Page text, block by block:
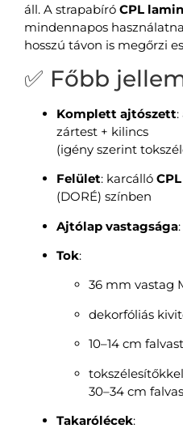
áll. A strapabíró CPL
mindennapos
hosszú távon is megőrzi
✅ Főbb
Komplett ajtószett:
zártest + kilincs
(igény szerint
Felület: karcálló
(DORÉ) színben
Ajtólap vastagsága
Tok:
36 mm vastag
dekorfóliás
10–14 cm
tokszélesítőkkel
30–34 cm
Takarólécek: